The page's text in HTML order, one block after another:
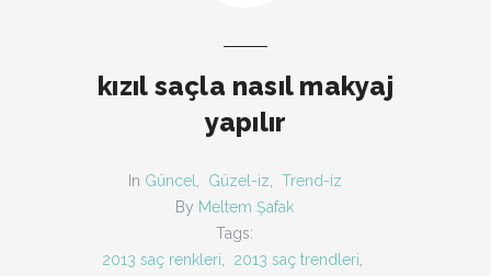
kızıl saçla nasıl makyaj
yapılır
In Güncel Güzel-iz
Trend-iz
By Meltem Şafak
Tags:
2013 saç renkleri
2013 saç trendleri